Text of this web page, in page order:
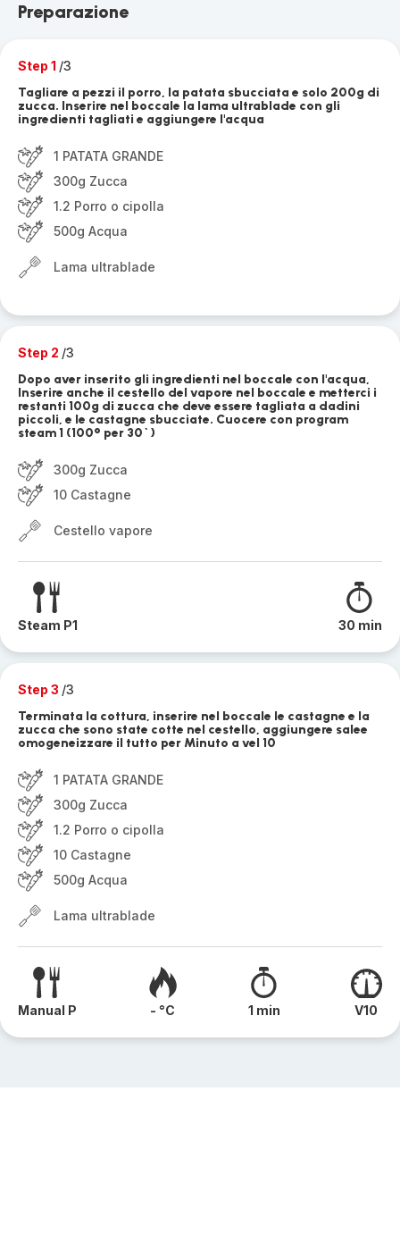
Preparazione
Step 1 /3
Tagliare a pezzi il porro, la patata sbucciata e solo 200g di
zucca. Inserire nel boccale la lama ultrablade con gli
ingredienti tagliati e aggiungere l'acqua
1 PATATA GRANDE
300g Zucca
1.2 Porro o cipolla
500g Acqua
Lama ultrablade
Step 2 /3
Dopo aver inserito gli ingredienti nel boccale con l'acqua,
Inserire anche il cestello del vapore nel boccale e metterci i
restanti 100g di zucca che deve essere tagliata a dadini
piccoli, e le castagne sbucciate. Cuocere con program
steam 1 (100° per 30`)
300g Zucca
10 Castagne
Cestello vapore
Steam P1 30 min
Step 3 /3
Terminata la cottura, inserire nel boccale le castagne e la
zucca che sono state cotte nel cestello, aggiungere salee
omogeneizzare il tutto per Minuto a vel 10
1 PATATA GRANDE
300g Zucca
1.2 Porro o cipolla
10 Castagne
500g Acqua
Lama ultrablade
Manual P - °C 1 min V10